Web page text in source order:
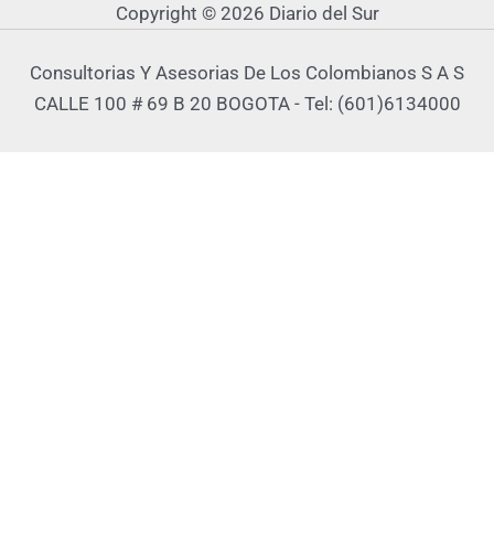
Copyright © 2026 Diario del Sur
Consultorias Y Asesorias De Los Colombianos S A S
CALLE 100 # 69 B 20 BOGOTA - Tel: (601)6134000